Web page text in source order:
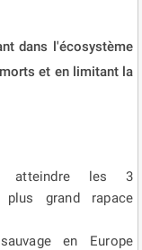
dans l'écosystème
et en limitant la
atteindre les 3
grand rapace
en Europe